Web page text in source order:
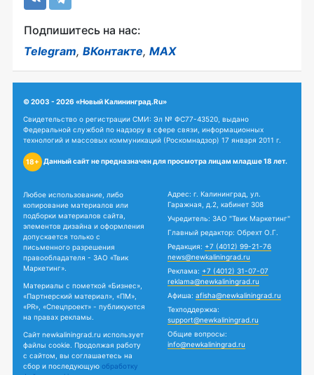
Подпишитесь на нас:
Telegram, ВКонтакте, MAX
© 2003 - 2026 «Новый Калининград.Ru»
Свидетельство о регистрации СМИ: Эл № ФС77-43520, выдано
Федеральной службой по надзору в сфере связи, информационных
технологий и массовых коммуникаций (Роскомнадзор) 17 января 2011 г.
18+ Данный сайт не предназначен для просмотра лицам младше 18 лет.
Любое использование, либо
копирование материалов или
подборки материалов сайта,
элементов дизайна и оформления
допускается только с
письменного разрешения
правообладателя - ЗАО «Твик
Маркетинг».
Материалы с пометкой «Бизнес»,
«Партнерский материал», «ПМ»,
«PR», «Спецпроект» - публикуются
на правах рекламы.
Сайт newkaliningrad.ru использует
файлы cookie. Продолжая работу
с сайтом, вы соглашаетесь на
сбор и последующую обработку
Адрес: г. Калининград, ул.
Гаражная, д.2, кабинет 308
Учредитель: ЗАО "Твик Маркетинг"
Главный редактор: Обрехт О.Г.
Редакция: +7 (4012) 99-21-76
news@newkaliningrad.ru
Реклама: +7 (4012) 31-07-07
reklama@newkaliningrad.ru
Афиша: afisha@newkaliningrad.ru
Техподдержка:
support@newkaliningrad.ru
Общие вопросы:
info@newkaliningrad.ru